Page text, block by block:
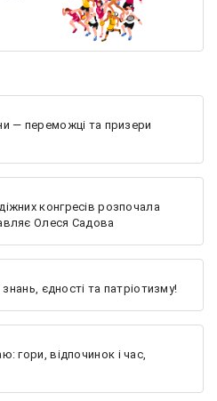
— переможці та призери
конгресів розпочала
Олеся Садова
єдності та патріотизму!
гори, відпочинок і час,